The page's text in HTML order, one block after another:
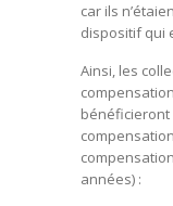
car ils
dispositif qui
Ainsi, les
bénéficieront
années) :